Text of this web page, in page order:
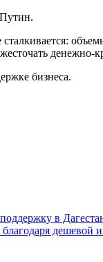
бизнеса.
в
дешевой